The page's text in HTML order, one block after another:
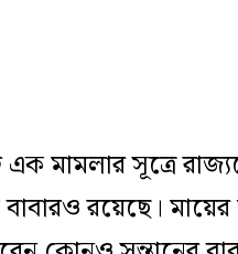
মামলার সূত্রে
রয়েছে।